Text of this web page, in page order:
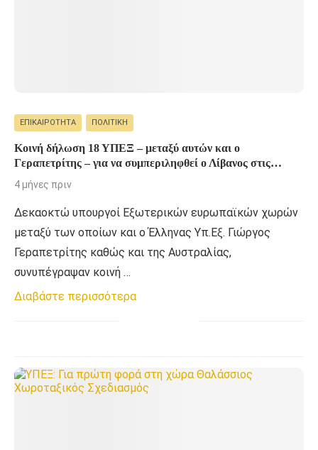
ΕΠΙΚΑΙΡΌΤΗΤΑ ΠΟΛΙΤΙΚΉ
Κοινή δήλωση 18 ΥΠΕΞ – μεταξύ αυτών και ο
Γεραπετρίτης – για να συμπεριληφθεί ο Λίβανος στις
προσπάθειες αποκλιμάκωσης
4 μήνες πριν
Δεκαοκτώ υπουργοί Εξωτερικών ευρωπαϊκών χωρών
μεταξύ των οποίων και ο Έλληνας Υπ.Εξ. Γιώργος
Γεραπετρίτης καθώς και της Αυστραλίας,
συνυπέγραψαν κοινή …
Διαβάστε περισσότερα